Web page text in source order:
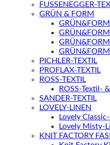
FUSSENEGGER-
GRÜN & FORM
PICHLER-TEXTIL
PROFLAX-TEXTIL
ROSS-TEXTIL
ROSS-Textil-
SANDER-TEXTIL
LOVELY-LINEN
Lovely
Lovely Misty-
KNIT FACTORY